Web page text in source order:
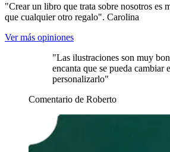
"Crear un libro que trata sobre nosotros es
que cualquier otro regalo". Carolina
Ver más opiniones
"Las ilustraciones son muy
encanta que se pueda cambiar
personalizarlo"
Comentario de Roberto